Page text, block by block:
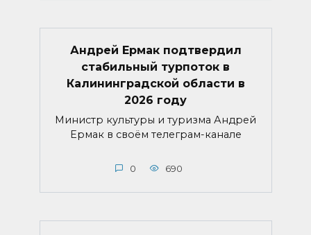
Андрей Ермак подтвердил
стабильный турпоток в
Калининградской области в
2026 году
Министр культуры и туризма Андрей
Ермак в своём телеграм-канале
0 690